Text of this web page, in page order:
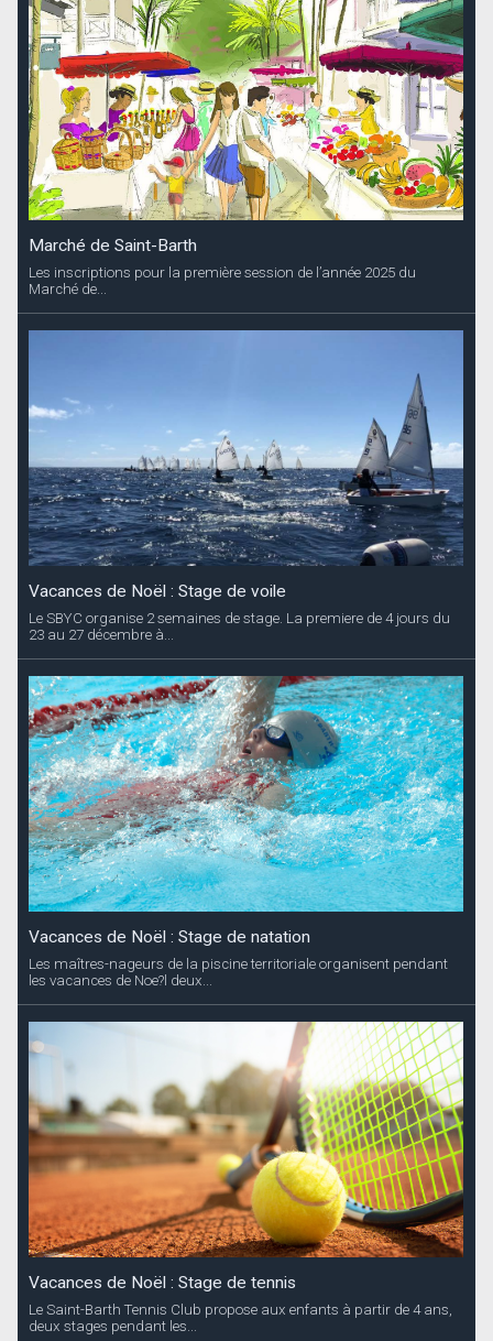
Vacances de Noël : Stage de voile
Le SBYC organise 2 semaines de stage. La premiere de 4 jours du
23 au 27 décembre à...
Vacances de Noël : Stage de natation
Les maîtres-nageurs de la piscine territoriale organisent pendant
les vacances de Noe?l deux...
Vacances de Noël : Stage de tennis
Le Saint-Barth Tennis Club propose aux enfants à partir de 4 ans,
deux stages pendant les...
Coupures d’électricité annoncées